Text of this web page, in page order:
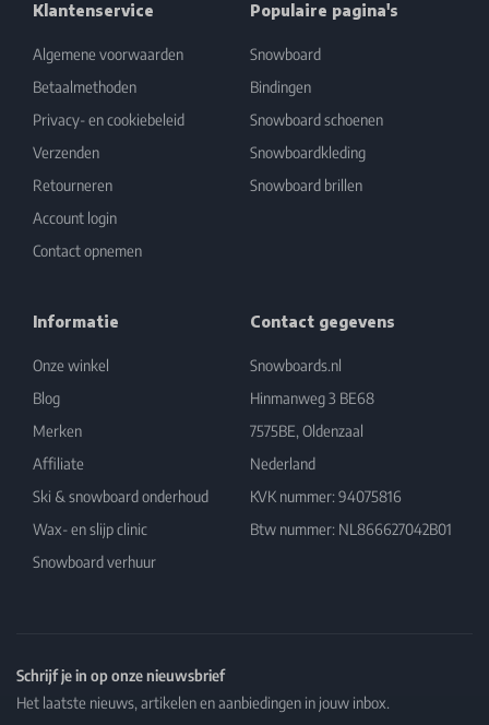
Klantenservice
Algemene voorwaarden
Betaalmethoden
Privacy- en cookiebeleid
Verzenden
Retourneren
Account login
Contact opnemen
Populaire pagina's
Snowboard
Bindingen
Snowboard schoenen
Snowboardkleding
Snowboard brillen
Informatie
Onze winkel
Blog
Merken
Affiliate
Ski & snowboard onderhoud
Wax- en slijp clinic
Snowboard verhuur
Contact gegevens
Snowboards.nl
Hinmanweg 3 BE68
7575BE, Oldenzaal
Nederland
KVK nummer: 94075816
Btw nummer: NL866627042B01
Schrijf je in op onze nieuwsbrief
Het laatste nieuws, artikelen en aanbiedingen in jouw inbox.